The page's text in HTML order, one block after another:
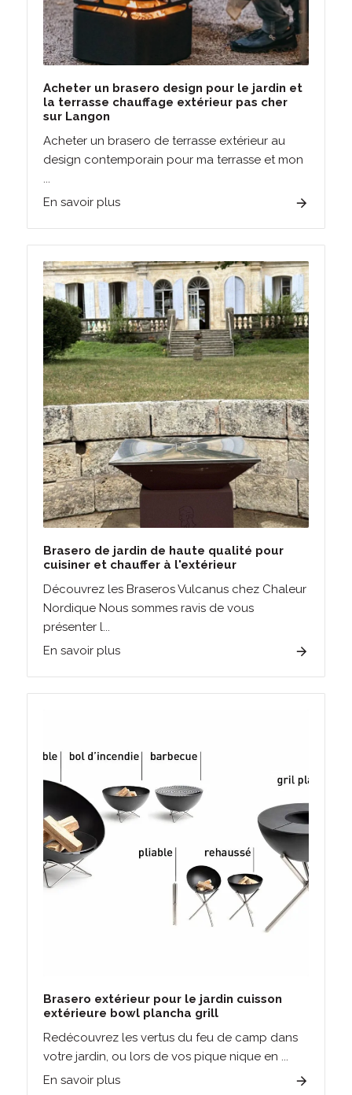
Acheter un brasero design pour le jardin et
la terrasse chauffage extérieur pas cher
sur Langon
Acheter un brasero de terrasse extérieur au
design contemporain pour ma terrasse et mon
...
En savoir plus
Brasero de jardin de haute qualité pour
cuisiner et chauffer à l'extérieur
Découvrez les Braseros Vulcanus chez Chaleur
Nordique Nous sommes ravis de vous
présenter l...
En savoir plus
Brasero extérieur pour le jardin cuisson
extérieure bowl plancha grill
Redécouvrez les vertus du feu de camp dans
votre jardin, ou lors de vos pique nique en ...
En savoir plus